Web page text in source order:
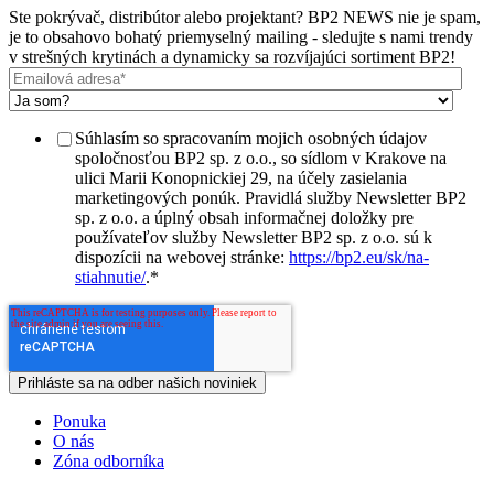
Ste pokrývač, distribútor alebo projektant? BP2 NEWS nie je spam,
je to obsahovo bohatý priemyselný mailing - sledujte s nami trendy
v strešných krytinách a dynamicky sa rozvíjajúci sortiment BP2!
Súhlasím so spracovaním mojich osobných údajov
spoločnosťou BP2 sp. z o.o., so sídlom v Krakove na
ulici Marii Konopnickiej 29, na účely zasielania
marketingových ponúk. Pravidlá služby Newsletter BP2
sp. z o.o. a úplný obsah informačnej doložky pre
používateľov služby Newsletter BP2 sp. z o.o. sú k
dispozícii na webovej stránke: https://bp2.eu/sk/na-
stiahnutie/.*
Ponuka
O nás
Zóna odborníka